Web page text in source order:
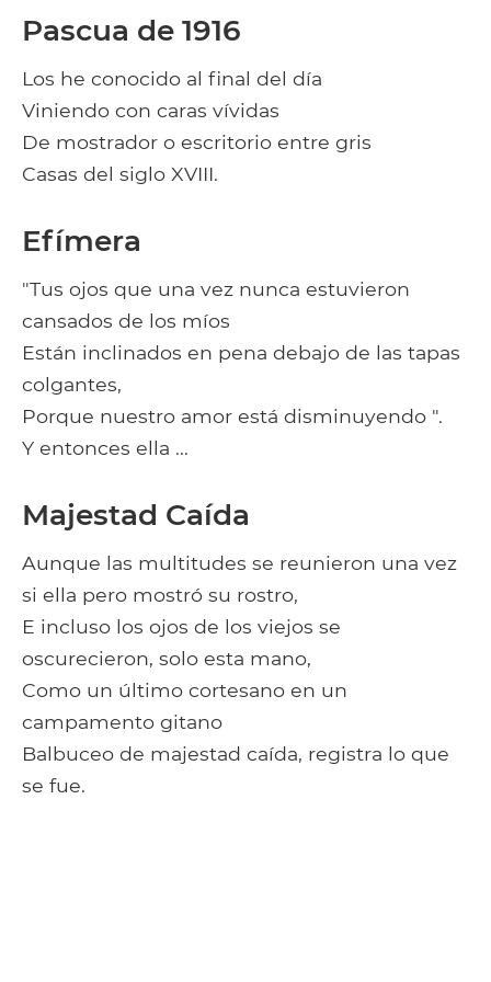
Pascua de 1916
Los he conocido al final del día
Viniendo con caras vívidas
De mostrador o escritorio entre gris
Casas del siglo XVIII.
Efímera
"Tus ojos que una vez nunca estuvieron
cansados ​​de los míos
Están inclinados en pena debajo de las tapas
colgantes,
Porque nuestro amor está disminuyendo ".
Y entonces ella ...
Majestad Caída
Aunque las multitudes se reunieron una vez
si ella pero mostró su rostro,
E incluso los ojos de los viejos se
oscurecieron, solo esta mano,
Como un último cortesano en un
campamento gitano
Balbuceo de majestad caída, registra lo que
se fue.